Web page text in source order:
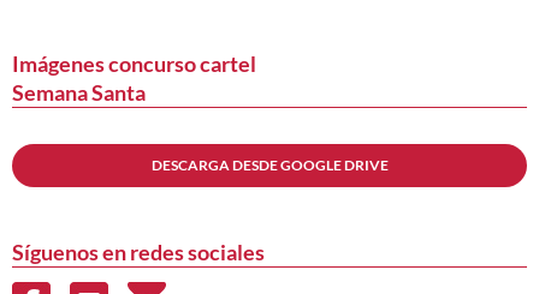
entradas
Imágenes concurso cartel
Semana Santa
DESCARGA DESDE GOOGLE DRIVE
Síguenos en redes sociales